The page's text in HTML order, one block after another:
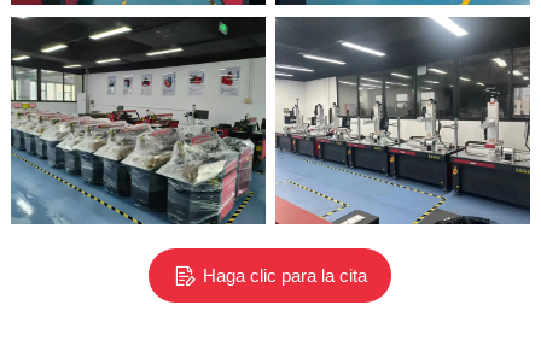
Haga clic para la cita